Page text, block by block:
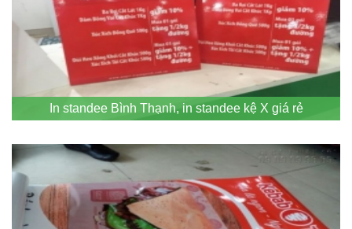
In standee Bình Thạnh, in standee kệ X giá rẻ